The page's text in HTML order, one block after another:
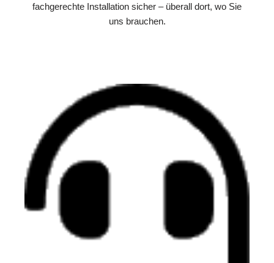
fachgerechte Installation sicher – überall dort, wo Sie
uns brauchen.